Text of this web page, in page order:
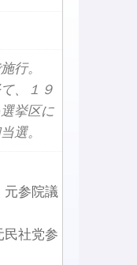
行。
、１９
挙区に
選。
参院議
社党参